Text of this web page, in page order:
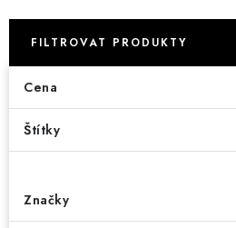
FILTROVAT PRODUKTY
Cena
Štítky
Značky